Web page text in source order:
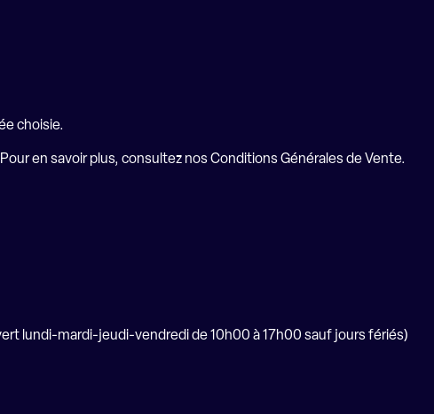
choisie.
en savoir plus, consultez nosConditions Générales de Vente.
lundi-mardi-jeudi-vendredi de 10h00 à 17h00 sauf jours fériés)